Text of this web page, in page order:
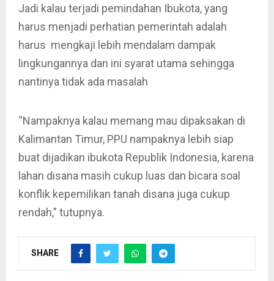
Jadi kalau terjadi pemindahan Ibukota, yang
harus menjadi perhatian pemerintah adalah
harus mengkaji lebih mendalam dampak
lingkungannya dan ini syarat utama sehingga
nantinya tidak ada masalah
“Nampaknya kalau memang mau dipaksakan di
Kalimantan Timur, PPU nampaknya lebih siap
buat dijadikan ibukota Republik Indonesia, karena
lahan disana masih cukup luas dan bicara soal
konflik kepemilikan tanah disana juga cukup
rendah,” tutupnya.
SHARE